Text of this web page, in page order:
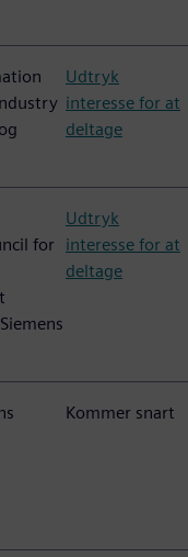
Udtryk
interesse for at
deltage
for
Udtryk
interesse for at
deltage
Kommer snart